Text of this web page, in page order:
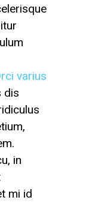
varius
dis
in
mi id